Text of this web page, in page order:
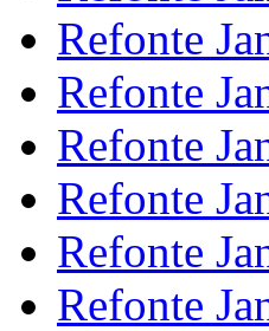
Refonte
Refonte
Refonte
Refonte
Refonte
Refonte